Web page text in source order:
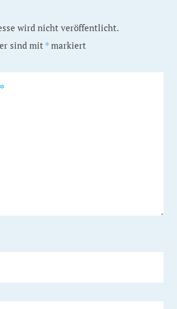
wird nicht veröffentlicht.
sind mit * markiert
*